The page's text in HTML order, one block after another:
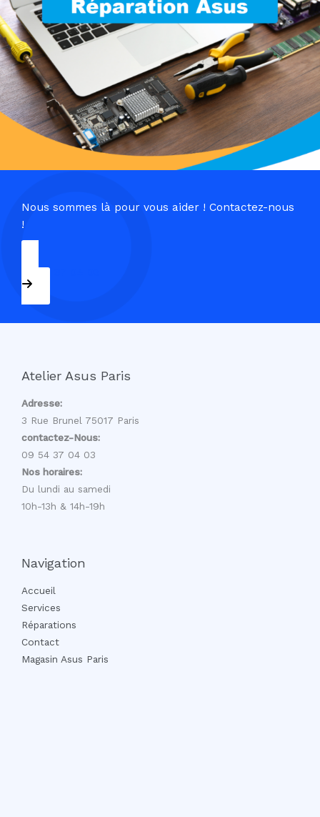
Nous sommes là pour vous aider ! Contactez-nous
!
09 54 37 04 03
Atelier Asus Paris
Adresse:
3 Rue Brunel 75017 Paris
contactez-Nous:
09 54 37 04 03
Nos horaires:
Du lundi au samedi
10h-13h & 14h-19h
Navigation
Accueil
Services
Réparations
Contact
Magasin Asus Paris